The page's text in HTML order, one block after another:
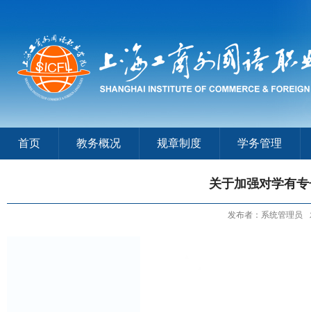
首页 教务概况 规章制度 学务管理
关于加强对学有
发布者：系统管理员